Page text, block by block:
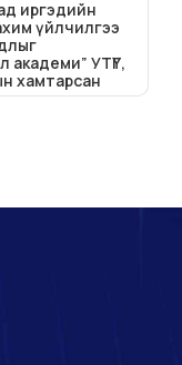
иргэдийн
үйлчилгээ
академи” УТҮГ,
хамтарсан